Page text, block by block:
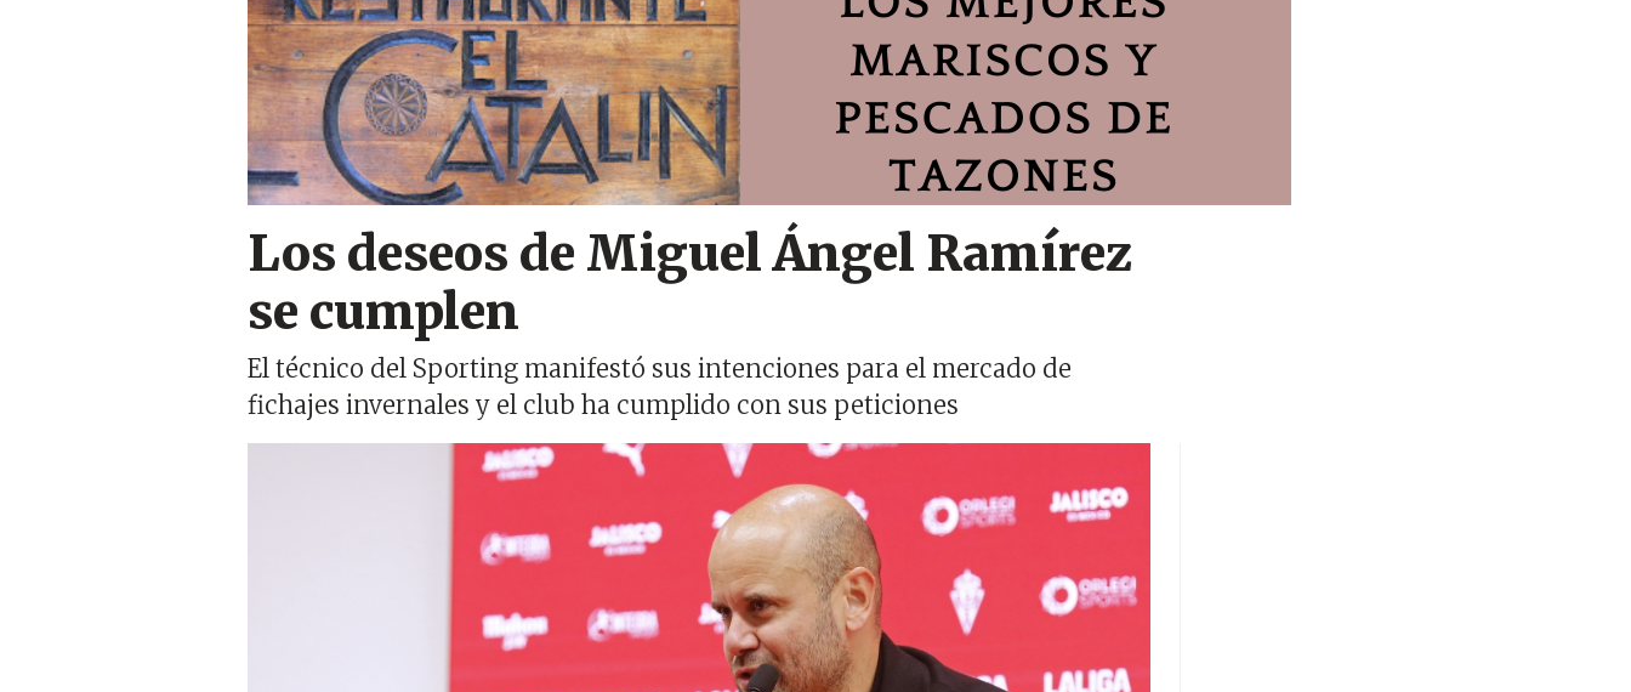
Los deseos de Miguel Ángel Ramírez
se cumplen
El técnico del Sporting manifestó sus intenciones para el mercado de
fichajes invernales y el club ha cumplido con sus peticiones